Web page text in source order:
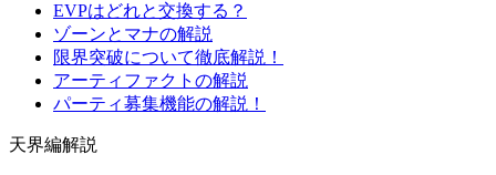
EVPはどれと交換する？
ゾーンとマナの解説
限界突破について徹底解説！
アーティファクトの解説
パーティ募集機能の解説！
天界編解説